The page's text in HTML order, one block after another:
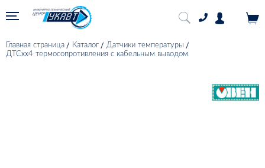
Главная страница Каталог
Датчики температуры
ДТСхх4 термосопротивления с кабельным выводом